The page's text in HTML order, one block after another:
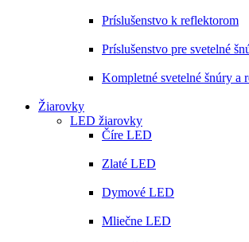
Príslušenstvo k reflektorom
Príslušenstvo pre svetelné
Kompletné svetelné šnúry a
Žiarovky
LED žiarovky
Číre LED
Zlaté LED
Dymové LED
Mliečne LED